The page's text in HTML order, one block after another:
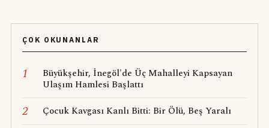
ÇOK OKUNANLAR
1
Büyükşehir, İnegöl'de Üç Mahalleyi Kapsayan
Ulaşım Hamlesi Başlattı
2 Çocuk Kavgası Kanlı Bitti: Bir Ölü, Beş Yaralı